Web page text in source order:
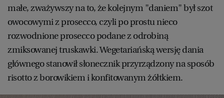
małe, zważywszy na to, że kolejnym "daniem" był szot
owocowymi z prosecco, czyli po prostu nieco
rozwodnione prosecco podane z odrobiną
zmiksowanej truskawki. Wegetariańską wersję dania
głównego stanowił słonecznik przyrządzony na sposób
risotto z borowikiem i konfitowanym żółtkiem.